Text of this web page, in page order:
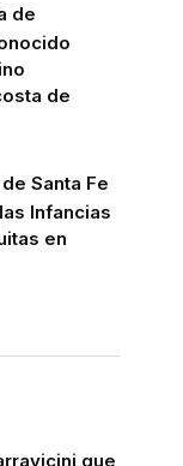
de
de
Santa Fe
Infancias
en
que